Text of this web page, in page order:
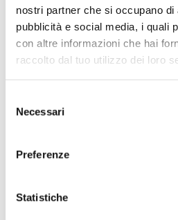
nostri partner che si occupano di
pubblicità e social media, i quali
con altre informazioni che hai
raccolto dal tuo utilizzo dei loro
delNecessari
Preferenze
Statistiche
© Centro Diritti Umani - UNIPD